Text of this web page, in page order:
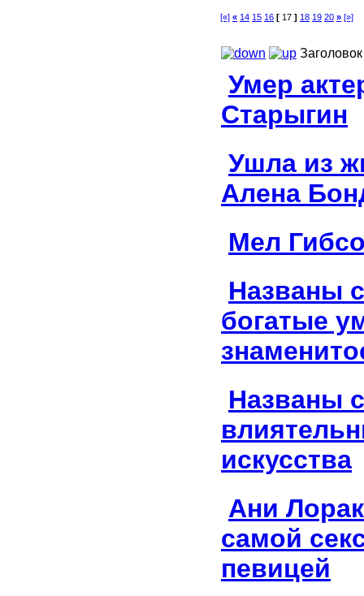
[«] « 14 15 16 [ 17 ] 18 19 20 » [»]
Заголовок
Умер
Старыгин
Ушла из
Алена
Мел
Названы
богатые
Названы
искусства
Ани
самой
певицей